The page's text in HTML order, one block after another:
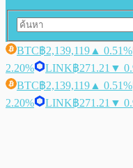
BTC฿2,139,119 ▲ 0.51%
2.20%
LINK฿271.21 ▼
BTC฿2,139,119 ▲ 0.51%
2.20%
LINK฿271.21 ▼